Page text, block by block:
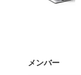
メンバー